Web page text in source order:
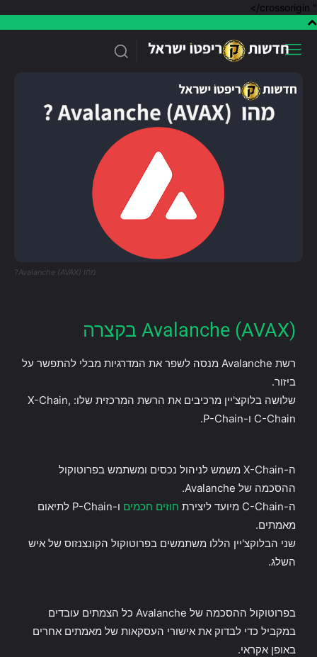
" crossorigin/>
מהו Avalanche (AVAX)?
Avalanche (AVAX) בקצרה
רשת Avalanche מנסה לשפר את המדרגיות מבלי להתפשר על
ביזור.
שלושה בלוקצ'יין מרכיבים את הרשת המרכזית שלו: X-Chain,
C-Chain ו-P-Chain.
ה-X-Chain משמש לניהול נכסים ומשתמש בפרוטוקול
ההסכמה של Avalanche.
ה-C-Chain מיועד ליצירת
חוזים חכמים
ו-P-Chain לתיאום
מאמתים.
שני הבלוקצ'יין הללו משתמשים בפרוטוקול הקונצנזוס של איש
השלג.
בפרוטוקול ההסכמה של Avalanche כל הצמתים עובדים
במקביל כדי לבדוק את אישורי העסקאות של מאמתים אחרים
באופן אקראי.